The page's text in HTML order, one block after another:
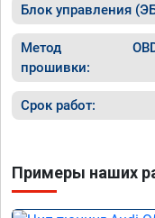
Блок управления
Метод
прошивки:
Срок работ:
Примеры наших